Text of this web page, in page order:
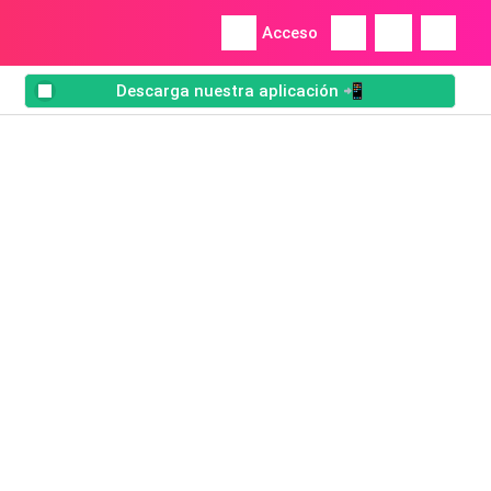
Acceso
Descarga nuestra aplicación 📲